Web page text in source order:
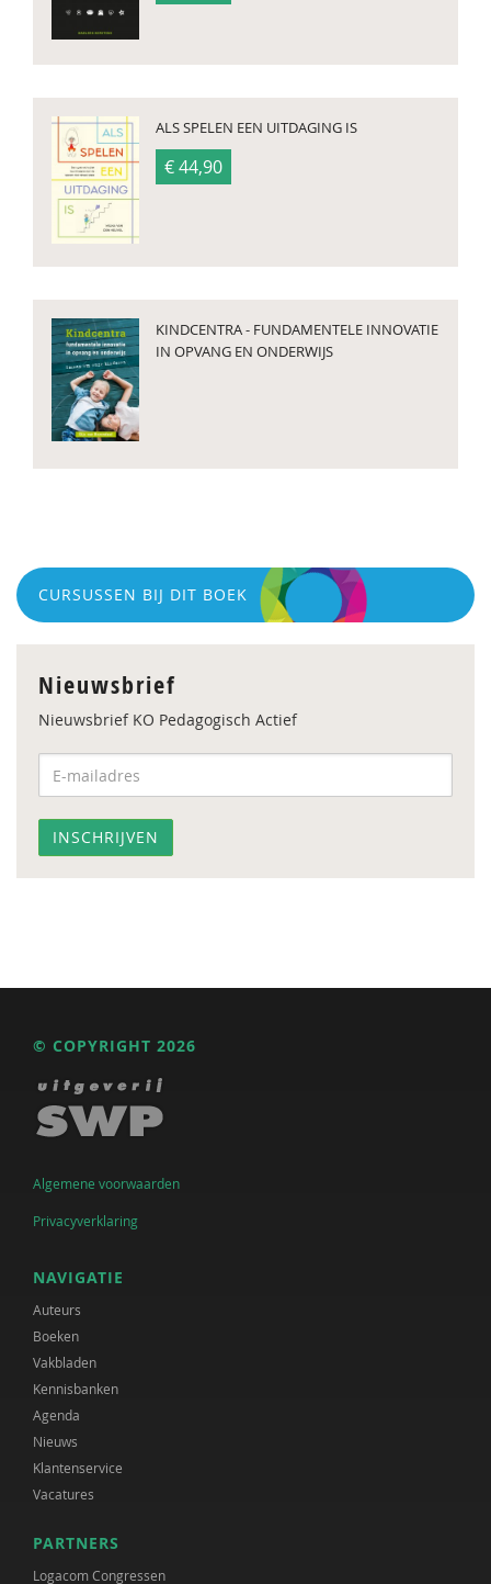
ALS SPELEN EEN UITDAGING IS
€ 44,90
KINDCENTRA - FUNDAMENTELE INNOVATIE
IN OPVANG EN ONDERWIJS
CURSUSSEN BIJ DIT BOEK
Nieuwsbrief
Nieuwsbrief KO Pedagogisch Actief
© COPYRIGHT 2026
Algemene voorwaarden
Privacyverklaring
NAVIGATIE
Auteurs
Boeken
Vakbladen
Kennisbanken
Agenda
Nieuws
Klantenservice
Vacatures
PARTNERS
Logacom Congressen